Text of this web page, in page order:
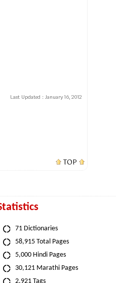
Last Updated : January 16, 2012
TOP
71 Dictionaries
58,915 Total Pages
5,000 Hindi Pages
30,121 Marathi Pages
2,921 Tags